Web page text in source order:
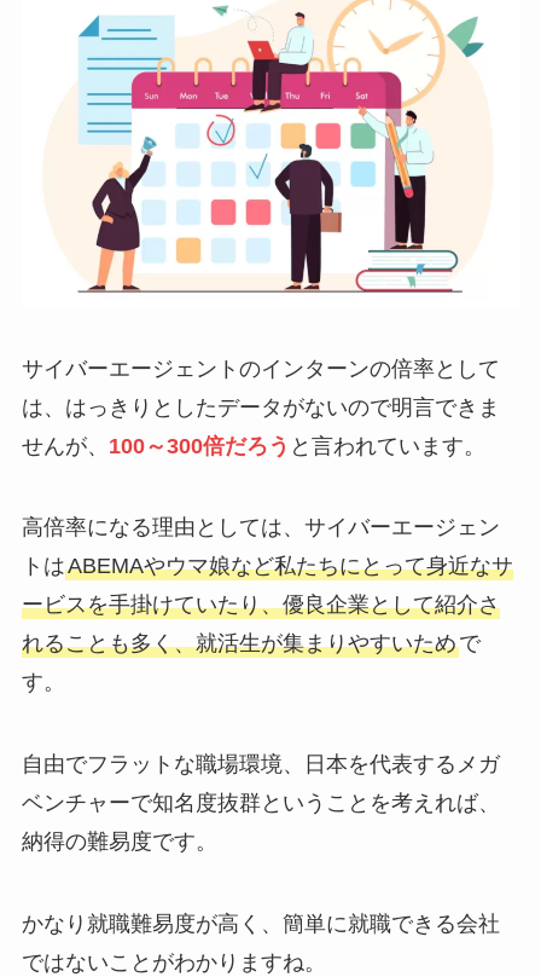
サイバーエージェントのインターンの倍率として
は、はっきりとしたデータがないので明言できま
せんが、 100～300倍だろう と言われています。
高倍率になる理由としては、サイバーエージェン
トはABEMAやウマ娘など私たちにとって身近なサ
ービスを手掛けていたり、優良企業として紹介さ
れることも多く、就活生が集まりやすいためで
す。
自由でフラットな職場環境、日本を代表するメガ
ベンチャーで知名度抜群ということを考えれば、
納得の難易度です。
かなり就職難易度が高く、 簡単に就職できる会社
ではないことがわかりますね。